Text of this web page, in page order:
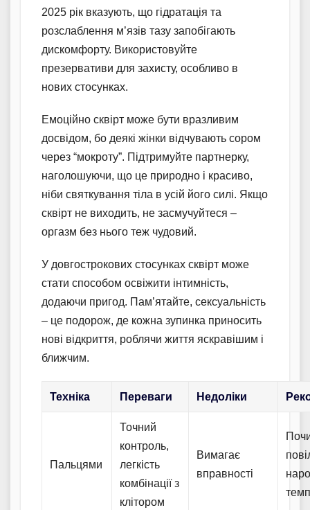
2025 рік вказують, що гідратація та
розслаблення м’язів тазу запобігають
дискомфорту. Використовуйте
презервативи для захисту, особливо в
нових стосунках.
Емоційно сквірт може бути вразливим
досвідом, бо деякі жінки відчувають сором
через “мокроту”. Підтримуйте партнерку,
наголошуючи, що це природно і красиво,
ніби святкування тіла в усій його силі. Якщо
сквірт не виходить, не засмучуйтеся –
оргазм без нього теж чудовий.
У довгострокових стосунках сквірт може
стати способом освіжити інтимність,
додаючи пригод. Пам’ятайте, сексуальність
– це подорож, де кожна зупинка приносить
нові відкриття, роблячи життя яскравішим і
ближчим.
Техніка Переваги Недоліки
Пальцями
Точний
контроль,
легкість
комбінації з
клітором
Вимагає
вправності